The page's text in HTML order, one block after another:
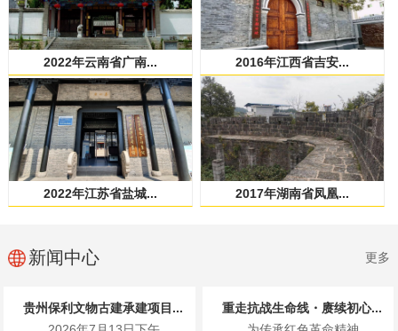
2022年云南省广南... 2016年江西省吉安...
2022年江苏省盐城... 2017年湖南省凤凰...
新闻中心 更多
贵州保利文物古建承建项目...
重走抗战生命线・赓续初心...